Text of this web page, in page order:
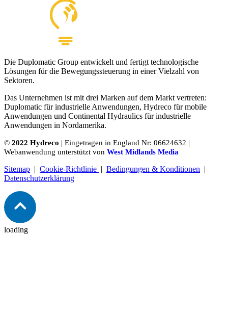
Die Duplomatic Group entwickelt und fertigt technologische
Lösungen für die Bewegungssteuerung in einer Vielzahl von
Sektoren.
Das Unternehmen ist mit drei Marken auf dem Markt vertreten:
Duplomatic für industrielle Anwendungen, Hydreco für mobile
Anwendungen und Continental Hydraulics für industrielle
Anwendungen in Nordamerika.
© 2022 Hydreco | Eingetragen in England Nr: 06624632 |
Webanwendung unterstützt von West Midlands Media
Sitemap | Cookie-Richtlinie | Bedingungen & Konditionen |
Datenschutzerklärung
loading